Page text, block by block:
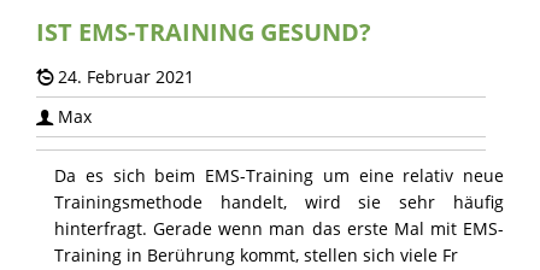
IST EMS-TRAINING GESUND?
24. Februar 2021
Max
Da es sich beim EMS-Training um eine relativ neue
Trainingsmethode handelt, wird sie sehr häufig
hinterfragt. Gerade wenn man das erste Mal mit EMS-
Training in Berührung kommt, stellen sich viele Fr